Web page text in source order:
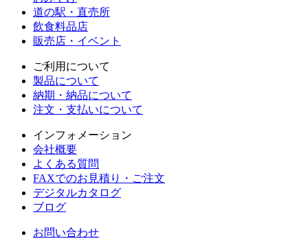
道の駅・直売所
飲食料品店
販売店・イベント
ご利用について
製品について
納期・納品について
注文・支払いについて
インフォメーション
会社概要
よくある質問
FAXでのお見積り・ご注文
デジタルカタログ
ブログ
お問い合わせ